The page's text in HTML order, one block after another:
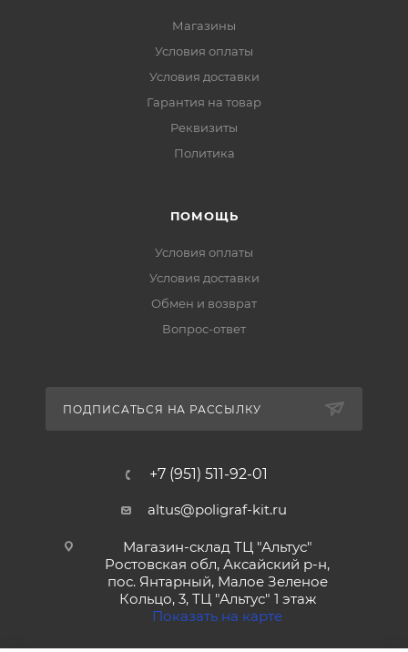
Магазины
Условия оплаты
Условия доставки
Гарантия на товар
Реквизиты
Политика
ПОМОЩЬ
Условия оплаты
Условия доставки
Обмен и возврат
Вопрос-ответ
ПОДПИСАТЬСЯ НА РАССЫЛКУ
+7 (951) 511-92-01
altus@poligraf-kit.ru
Магазин-склад ТЦ "Альтус"
Ростовская обл, Аксайский р-н,
пос. Янтарный, Малое Зеленое
Кольцо, 3, ТЦ "Альтус" 1 этаж
Показать на карте